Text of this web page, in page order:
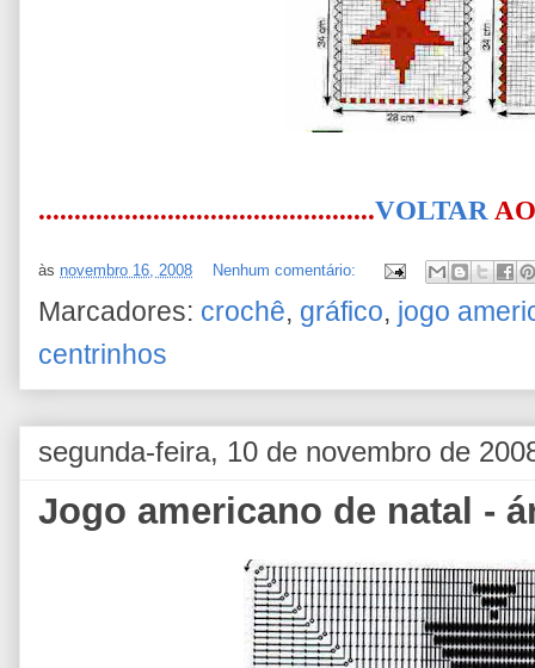
...............................................VOLTAR
às novembro 16, 2008 Nenhum comentário:
Marcadores: crochê, gráfico, jogo
centrinhos
segunda-feira, 10 de novembro de
Jogo americano de natal -